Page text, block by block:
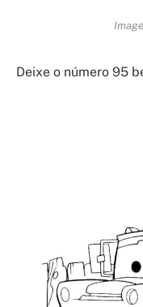
Deixe o número 95